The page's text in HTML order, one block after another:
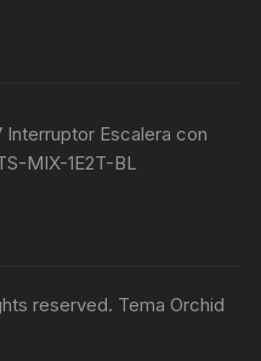
Interruptor Escalera con
MIX-1E2T-BL
reserved. Tema Orchid